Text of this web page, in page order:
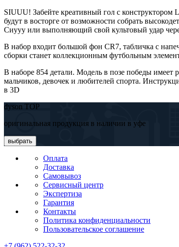
SIUUU! Забейте креативный гол с
будут в восторге от возможности собрать
Сиууу или выполняющий свой культовый удар
В набор входит большой фон CR7, табличка с
сборки станет коллекционным футбольным
В наборе 854 детали. Модель в позе победы
мальчиков, девочек и любителей спорта.
в 3D
dyson TOP
оригинальная продукция в наличии в уфе
выбрать
Оплата
Доставка
Самовывоз
Сервисный центр
Экспертиза
Гарантия
Контакты
Политика конфиденциальности
Пользовательское соглашение